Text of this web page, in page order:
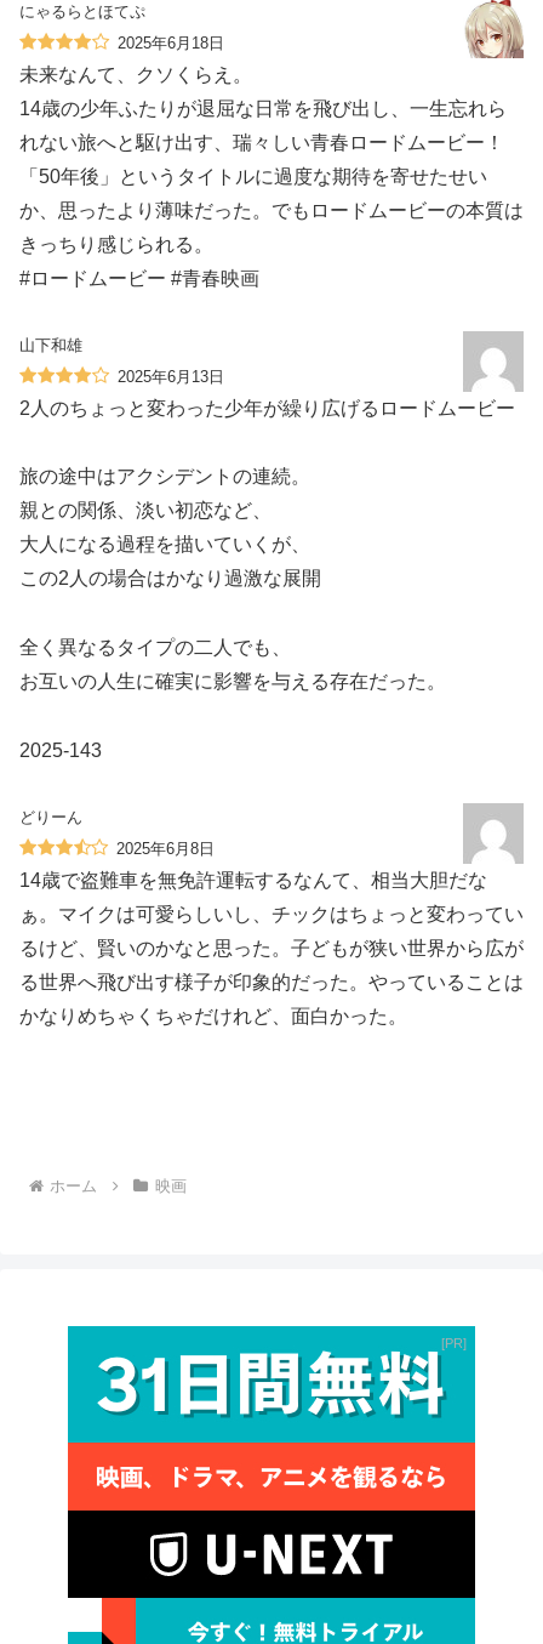
にゃるらとほてぷ
2025年6月18日
未来なんて、クソくらえ。
14歳の少年ふたりが退屈な日常を飛び出し、一生忘れら
れない旅へと駆け出す、瑞々しい青春ロードムービー！
「50年後」というタイトルに過度な期待を寄せたせい
か、思ったより薄味だった。でもロードムービーの本質は
きっちり感じられる。
#ロードムービー #青春映画
山下和雄
2025年6月13日
2人のちょっと変わった少年が繰り広げるロードムービー
旅の途中はアクシデントの連続。
親との関係、淡い初恋など、
大人になる過程を描いていくが、
この2人の場合はかなり過激な展開
全く異なるタイプの二人でも、
お互いの人生に確実に影響を与える存在だった。
2025-143
どりーん
2025年6月8日
14歳で盗難車を無免許運転するなんて、相当大胆だな
ぁ。マイクは可愛らしいし、チックはちょっと変わってい
るけど、賢いのかなと思った。子どもが狭い世界から広が
る世界へ飛び出す様子が印象的だった。やっていることは
かなりめちゃくちゃだけれど、面白かった。
ホーム 映画
PR